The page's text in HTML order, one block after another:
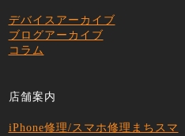
デバイスアーカイブ
ブログアーカイブ
コラム
店舗案内
iPhone修理/スマホ修理まちスマ